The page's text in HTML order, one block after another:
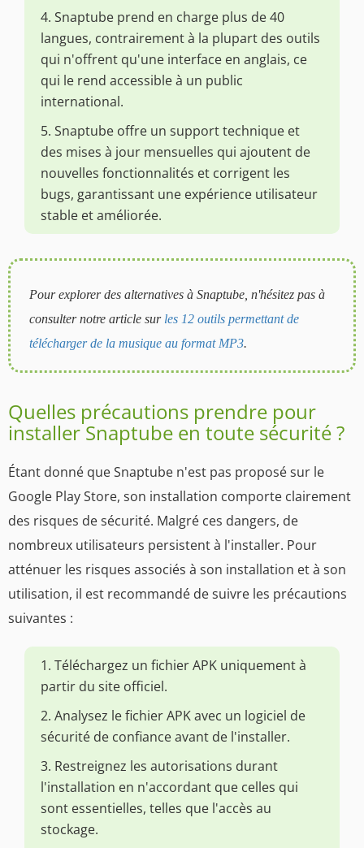
4. Snaptube prend en charge plus de 40
langues, contrairement à la plupart des outils
qui n'offrent qu'une interface en anglais, ce
qui le rend accessible à un public
international.
5. Snaptube offre un support technique et
des mises à jour mensuelles qui ajoutent de
nouvelles fonctionnalités et corrigent les
bugs, garantissant une expérience utilisateur
stable et améliorée.
Pour explorer des alternatives à Snaptube, n'hésitez pas à
consulter notre article sur les 12 outils permettant de
télécharger de la musique au format MP3.
Quelles précautions prendre pour
installer Snaptube en toute sécurité ?
Étant donné que Snaptube n'est pas proposé sur le
Google Play Store, son installation comporte clairement
des risques de sécurité. Malgré ces dangers, de
nombreux utilisateurs persistent à l'installer. Pour
atténuer les risques associés à son installation et à son
utilisation, il est recommandé de suivre les précautions
suivantes :
1. Téléchargez un fichier APK uniquement à
partir du site officiel.
2. Analysez le fichier APK avec un logiciel de
sécurité de confiance avant de l'installer.
3. Restreignez les autorisations durant
l'installation en n'accordant que celles qui
sont essentielles, telles que l'accès au
stockage.